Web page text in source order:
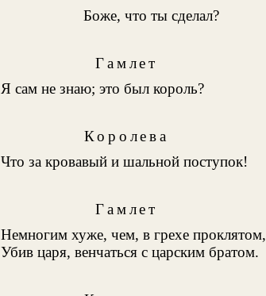
Боже, что ты сделал?
Гамлет
Я сам не знаю; это был король?
Королева
Что за кровавый и шальной поступок!
Гамлет
Немногим хуже, чем, в грехе проклятом,
Убив царя, венчаться с царским братом.